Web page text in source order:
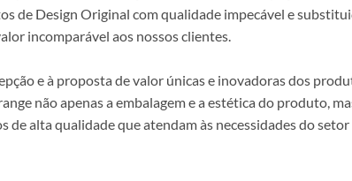
de Design Original com qualidade impecável e
incomparável aos nossos clientes.
e à proposta de valor únicas e inovadoras dos
não apenas a embalagem e a estética do produto,
alta qualidade que atendam às necessidades do